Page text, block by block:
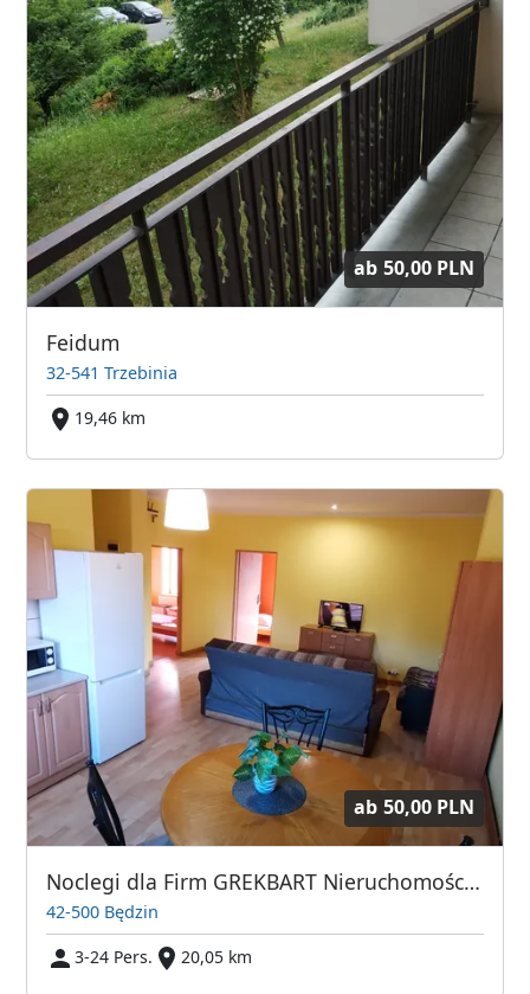
ab 50,00 PLN
Feidum
32-541 Trzebinia
19,46 km
ab 50,00 PLN
Noclegi dla Firm GREKBART Nieruchomości Wioletta Wilk
42-500 Będzin
3-24 Pers.
20,05 km